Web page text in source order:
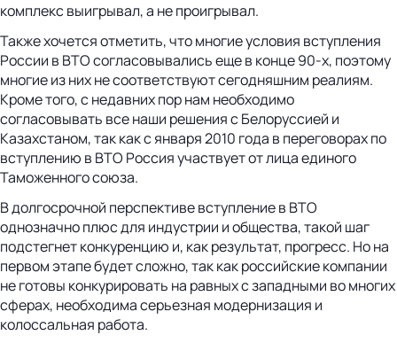
комплекс выигрывал, а не проигрывал.
Также хочется отметить, что многие условия вступления
России в ВТО согласовывались еще в конце 90-х, поэтому
многие из них не соответствуют сегодняшним реалиям.
Кроме того, с недавних пор нам необходимо
согласовывать все наши решения с Белоруссией и
Казахстаном, так как с января 2010 года в переговорах по
вступлению в ВТО Россия участвует от лица единого
Таможенного союза.
В долгосрочной перспективе вступление в ВТО
однозначно плюс для индустрии и общества, такой шаг
подстегнет конкуренцию и, как результат, прогресс. Но на
первом этапе будет сложно, так как российские компании
не готовы конкурировать на равных с западными во многих
сферах, необходима серьезная модернизация и
колоссальная работа.